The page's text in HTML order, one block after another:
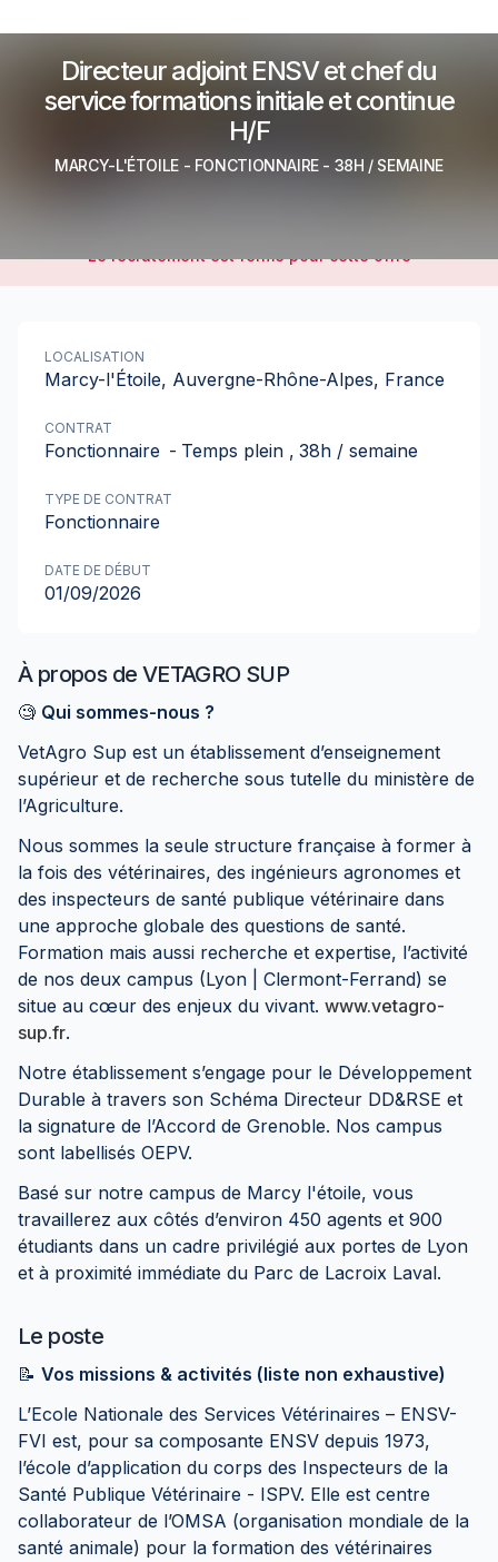
Directeur adjoint ENSV et chef du
service formations initiale et continue
H/F
MARCY-L'ÉTOILE - FONCTIONNAIRE - 38H / SEMAINE
Le recrutement est fermé pour cette offre
À propos de VETAGRO SUP
🧐 Qui sommes-nous ?
VetAgro Sup est un établissement d’enseignement
supérieur et de recherche sous tutelle du ministère de
l’Agriculture.
Nous sommes la seule structure française à former à
la fois des vétérinaires, des ingénieurs agronomes et
des inspecteurs de santé publique vétérinaire dans
une approche globale des questions de santé.
Formation mais aussi recherche et expertise, l’activité
de nos deux campus (Lyon | Clermont-Ferrand) se
situe au cœur des enjeux du vivant. www.vetagro-
sup.fr.
Notre établissement s’engage pour le Développement
Durable à travers son Schéma Directeur DD&RSE et
la signature de l’Accord de Grenoble. Nos campus
sont labellisés OEPV.
Basé sur notre campus de Marcy l'étoile, vous
travaillerez aux côtés d’environ 450 agents et 900
étudiants dans un cadre privilégié aux portes de Lyon
et à proximité immédiate du Parc de Lacroix Laval.
Le poste
📝 Vos missions & activités (liste non exhaustive)
L’Ecole Nationale des Services Vétérinaires – ENSV-
FVI est, pour sa composante ENSV depuis 1973,
l’école d’application du corps des Inspecteurs de la
Santé Publique Vétérinaire - ISPV. Elle est centre
collaborateur de l’OMSA (organisation mondiale de la
santé animale) pour la formation des vétérinaires
LOCALISATION
Marcy-l'Étoile, Auvergne-Rhône-Alpes, France
CONTRAT
Fonctionnaire - Temps plein , 38h / semaine
TYPE DE CONTRAT
Fonctionnaire
DATE DE DÉBUT
01/09/2026